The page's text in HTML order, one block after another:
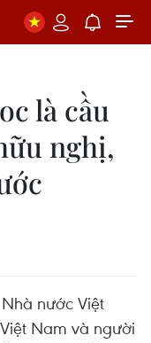
là cầu
nghị,
nước Việt
Nam và người